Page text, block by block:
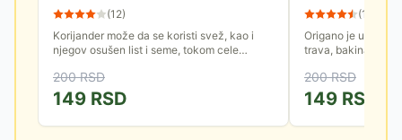
(12)
Korijander može da se koristi svež, kao i
njegov osušen list i seme, tokom cele
dodaje mnogim jelima....
200RSD
149 RSD
(12
Origano je u
trava, bakina
antičkih vremena
200RSD
149 RSD